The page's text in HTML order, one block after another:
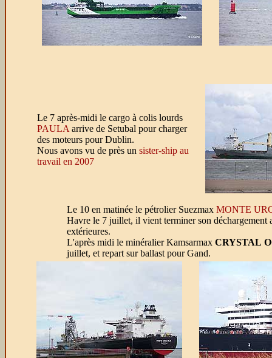
Le 7 après-midi le cargo à colis lourds
PAULA arrive de Setubal pour charger
des moteurs pour Dublin.
Nous avons vu de près un sister-ship au
travail en 2007
Le 10 en matinée le pétrolier Suezmax MONTE
Havre le 7 juillet, il vient terminer son déchargement
extérieures.
L'après midi le minéralier Kamsarmax CRYSTAL
juillet, et repart sur ballast pour Gand.